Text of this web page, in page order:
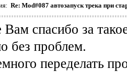
Re: Mod#087автозапуск трека при
спасибо за
без проблем.
переделать